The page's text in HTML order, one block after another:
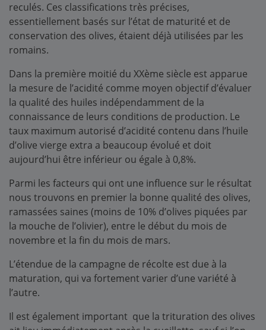
reculés. Ces classifications très précises,
essentiellement basés sur l’état de maturité et de
conservation des olives, étaient déjà utilisées par les
romains.
Dans la première moitié du XXème siècle est apparue
la mesure de l’acidité comme moyen objectif d’évaluer
la qualité des huiles indépendamment de la
connaissance de leurs conditions de production. Le
taux maximum autorisé d’acidité contenu dans l’huile
d’olive vierge extra a beaucoup évolué et doit
aujourd’hui être inférieur ou égale à 0,8%.
Parmi les facteurs qui ont une influence sur le résultat
nous trouvons en premier la bonne qualité des olives,
ramassées saines (moins de 10% d’olives piquées par
la mouche de l’olivier), entre le début du mois de
novembre et la fin du mois de mars.
L’étendue de la campagne de récolte est due à la
maturation, qui va fortement varier d’une variété à
l’autre.
Il est également important que la trituration des olives